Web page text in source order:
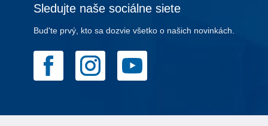
Sledujte naše sociálne siete
Bud'te prvý, kto sa dozvie všetko o našich novinkách.